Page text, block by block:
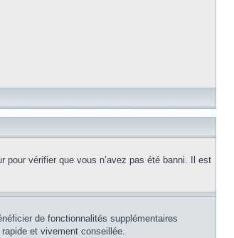
pour vérifier que vous n’avez pas été banni. Il est
de fonctionnalités supplémentaires
et vivement conseillée.